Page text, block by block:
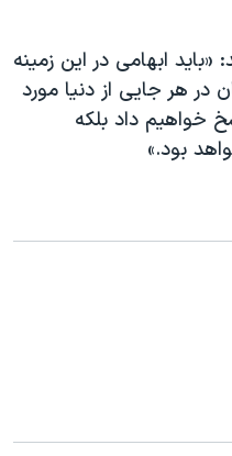
ابهامی در این زمینه
در هر جایی از دنیا مورد
خواهیم داد بلکه
بود.»